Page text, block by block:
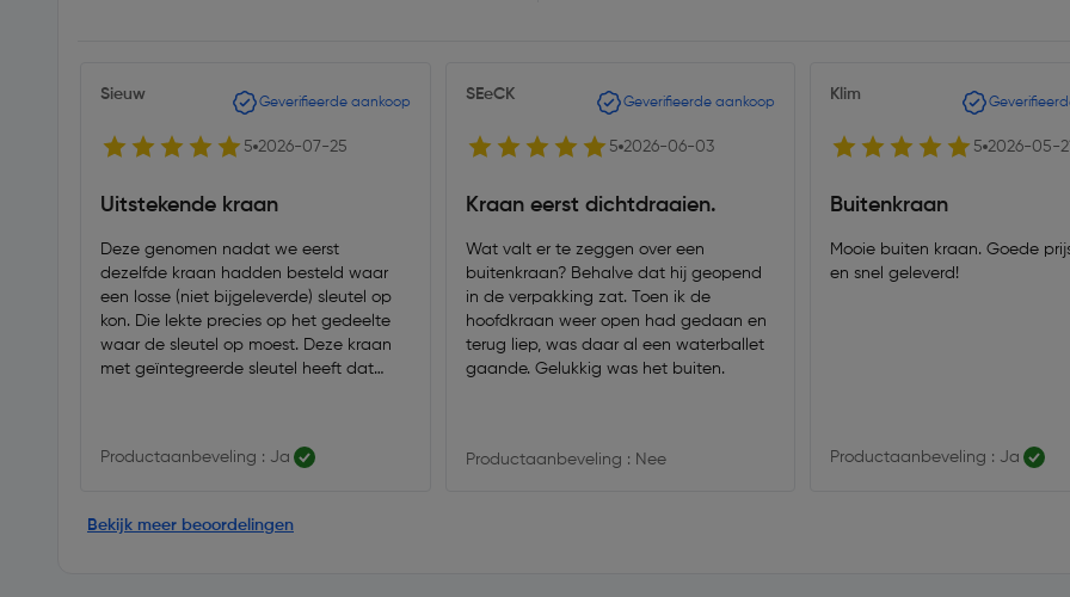
Sieuw Geverifieerde aankoop
5 2026-07-25
Uitstekende kraan
Deze genomen nadat we eerst
dezelfde kraan hadden besteld waar
een losse (niet bijgeleverde) sleutel op
kon. Die lekte precies op het gedeelte
waar de sleutel op moest. Deze kraan
met geïntegreerde sleutel heeft dat
Productaanbeveling : Ja
SEeCK Geverifieerde aankoop
5 2026-06-03
Kraan eerst dichtdraaien.
Wat valt er te zeggen over een
buitenkraan? Behalve dat hij geopend
in de verpakking zat. Toen ik de
hoofdkraan weer open had gedaan en
terug liep, was daar al een waterballet
gaande. Gelukkig was het buiten.
Productaanbeveling : Nee
Klim
5 2026-05-21
Buitenkraan
Mooie buiten kraan. Goede
en snel geleverd!
Productaanbeveling : Ja
Bekijk meer beoordelingen